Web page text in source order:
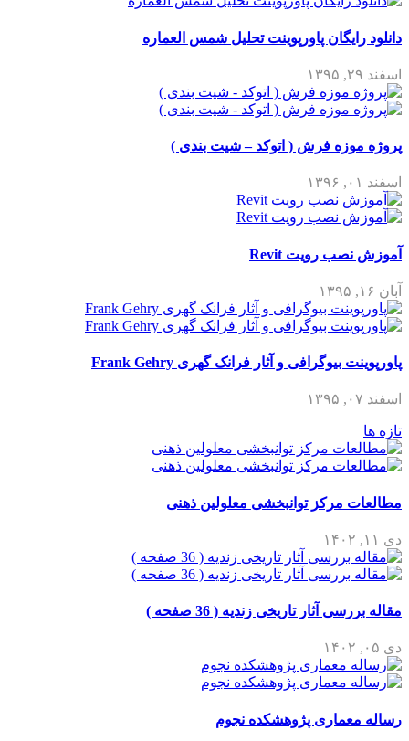
دانلود رایگان پاورپوینت تحلیل شمس العماره
اسفند ۲۹, ۱۳۹۵
پروژه موزه فرش ( اتوکد – شیت بندی )
اسفند ۰۱, ۱۳۹۶
آموزش نصب رویت Revit
آبان ۱۶, ۱۳۹۵
پاورپوینت بیوگرافی و آثار فرانک گهری Frank Gehry
اسفند ۰۷, ۱۳۹۵
تازه ها
مطالعات مرکز توانبخشی معلولین ذهنی
دی ۱۱, ۱۴۰۲
مقاله بررسی آثار تاریخی زندیه ( 36 صفحه )
دی ۰۵, ۱۴۰۲
رساله معماری پژوهشکده نجوم